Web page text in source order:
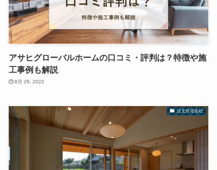
アサヒグローバルホームの口コミ・評判は？特徴や施
工事例も解説
8月 29, 2022
注文住宅会社